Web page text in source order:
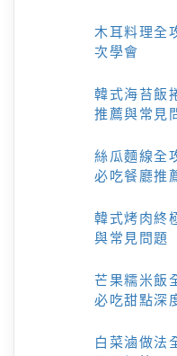
木耳料理全
次學會
韓式海苔飯
推薦與常見
絲瓜麵線全
必吃餐廳推
韓式烤肉終
與常見問題
芒果糯米飯
必吃甜點深
白菜滷做法